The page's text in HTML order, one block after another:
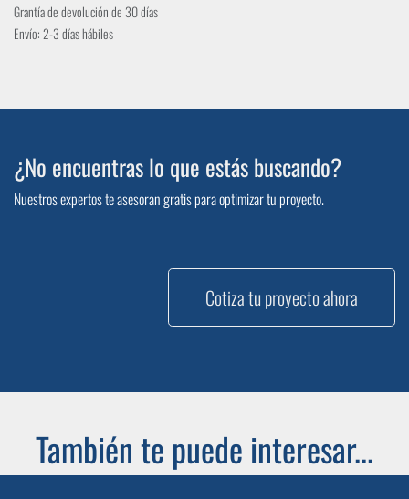
Grantía de devolución de 30 días
Envío: 2-3 días hábiles
¿No encuentras lo que estás buscando?
Nuestros expertos te asesoran gratis para optimizar tu proyecto.
Cotiza tu proyecto ahora
También te puede interesar...